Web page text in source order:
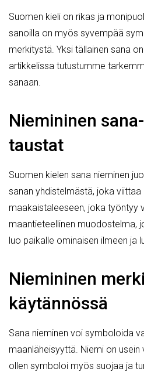
Suomen kieli on rikas ja
sanoilla on myös syvempää
merkitystä. Yksi tällainen sana
artikkelissa tutustumme
sanaan.
Niemininen
taustat
Suomen kielen sana nieminen
sanan yhdistelmästä, joka viittaa
maakaistaleeseen, joka työntyy
maantieteellinen muodostelma,
luo paikalle ominaisen ilmeen ja
Niemininen
käytännössä
Sana nieminen voi symboloida
maanläheisyyttä. Niemi on
ollen symboloi myös suojaa ja